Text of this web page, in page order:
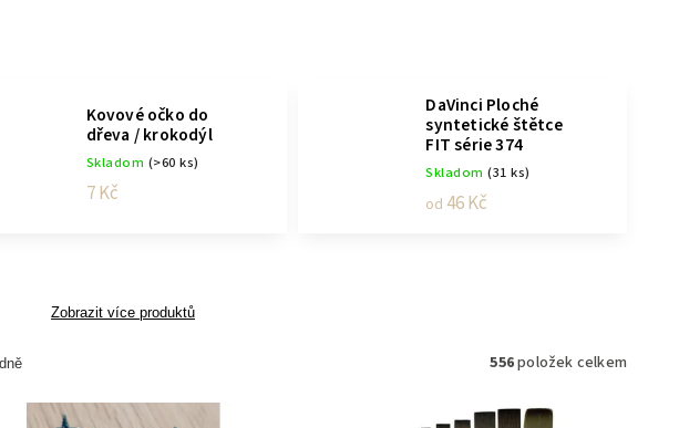
Kovové očko do
dřeva / krokodýl
Skladom (>60 ks)
7 Kč
DaVinci Ploché
syntetické štětce
FIT série 374
Skladom(31 ks)
od 46 Kč
Zobrazit více produktů
556položek celkem